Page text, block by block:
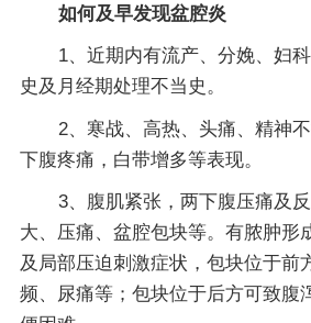
如何及早发现盆腔炎
1、近期内有流产、分娩、妇
史及月经期处理不当史。
2、寒战、高热、头痛、精神
下腹疼痛，白带增多等表现。
3、腹肌紧张，两下腹压痛及
大、压痛、盆腔包块等。有脓肿形
及局部压迫刺激症状，包块位于前
频、尿痛等；包块位于后方可致腹